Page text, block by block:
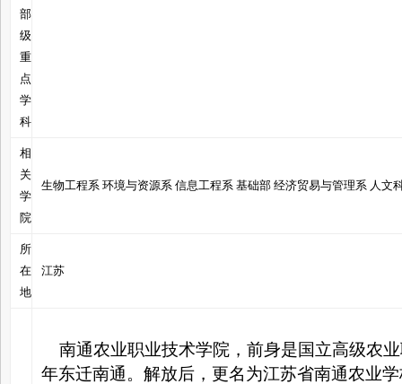
部
级
重
点
学
科
相
关
学
院
生物工程系 环境与资源系 信息工程系 基础部 经济贸易与管理系 人文
所
在
地
江苏
南通农业职业技术学院，前身是国立高级农
年东迁南通。解放后，更名为江苏省南通农业